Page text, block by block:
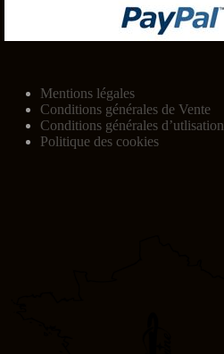
Mentions légales
Conditions générales de Vente
Conditions générales d’utlisation
Politique des cookies